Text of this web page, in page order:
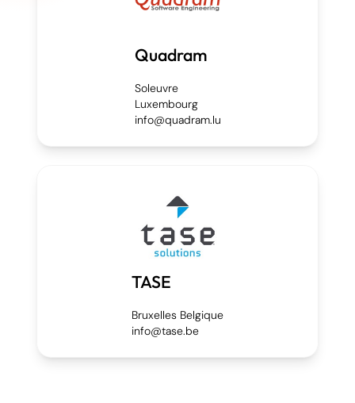
Quadram
Soleuvre
Luxembourg
info@quadram.lu
TASE
Bruxelles Belgique
info@tase.be